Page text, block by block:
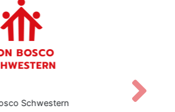
Mitarbeiter:innen Don Boscos